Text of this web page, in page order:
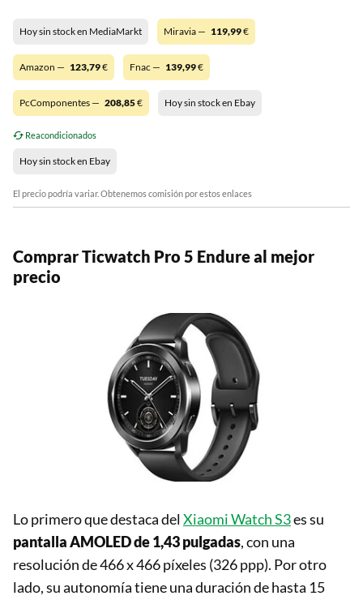
Hoy sin stock en MediaMarkt Miravia — 119,99€
Amazon — 123,79€ Fnac — 139,99€
PcComponentes — 208,85€ Hoy sin stock en Ebay
Reacondicionados
Hoy sin stock en Ebay
El precio podría variar. Obtenemos comisión por estos enlaces
Comprar Ticwatch Pro 5 Endure al mejor
precio
Lo primero que destaca del Xiaomi Watch S3es su
pantalla AMOLED de 1,43 pulgadas, con una
resolución de 466 x 466 píxeles (326 ppp). Por otro
lado, su autonomía tiene una duración de hasta 15